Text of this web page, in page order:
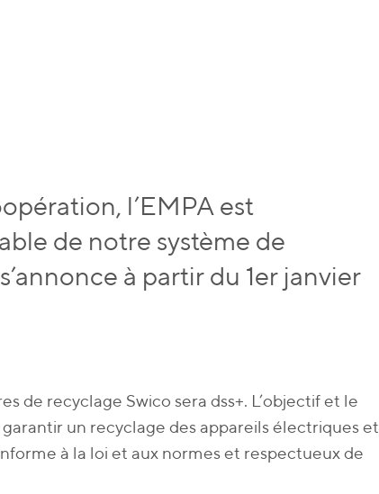
l’EMPA est
de notre système de
à partir du 1er janvier
de recyclage Swico sera dss+. L’objectif et le
un recyclage des appareils électriques et
à la loi et aux normes et respectueux de